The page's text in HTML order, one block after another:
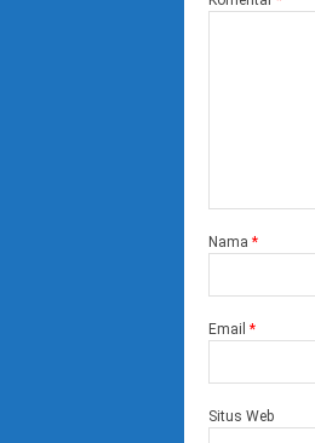
Nama *
Email *
Situs Web